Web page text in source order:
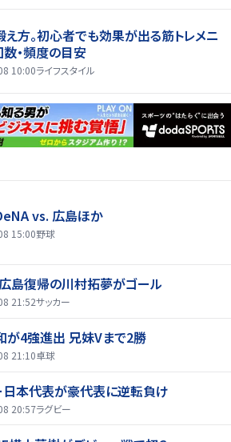
方。初心者でも効果が出る筋トレメニ
・頻度の目安
10:00ライフスタイル
vs. 広島ほか
15:00野球
島復帰の川村拓夢がゴール
21:52サッカー
が4強進出 兄妹Vまで2勝
21:10卓球
日本代表が豪代表に逆転負け
20:57ラグビー